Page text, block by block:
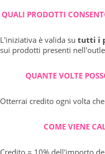
QUALI PRODOTTI
L'iniziativa è valida su tutti i
sui prodotti presenti
QUANTE VOLTE
Otterrai credito ogni volta
COME VIENE
Credito = 10% dell'importo